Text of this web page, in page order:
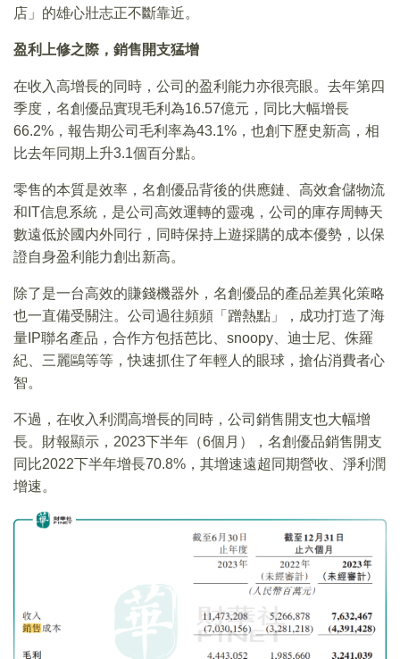
店」的雄心壯志正不斷靠近。
盈利上修之際，銷售開支猛增
在收入高增長的同時，公司的盈利能力亦很亮眼。去年第四
季度，名創優品實現毛利為16.57億元，同比大幅增長
66.2%，報告期公司毛利率為43.1%，也創下歷史新高，相
比去年同期上升3.1個百分點。
零售的本質是效率，名創優品背後的供應鏈、高效倉儲物流
和IT信息系統，是公司高效運轉的靈魂，公司的庫存周轉天
數遠低於國内外同行，同時保持上遊採購的成本優勢，以保
證自身盈利能力創出新高。
除了是一台高效的賺錢機器外，名創優品的產品差異化策略
也一直備受關注。公司過往頻頻「蹭熱點」，成功打造了海
量IP聯名產品，合作方包括芭比、snoopy、迪士尼、侏羅
紀、三麗鷗等等，快速抓住了年輕人的眼球，搶佔消費者心
智。
不過，在收入利潤高增長的同時，公司銷售開支也大幅增
長。財報顯示，2023下半年（6個月），名創優品銷售開支
同比2022下半年增長70.8%，其增速遠超同期營收、淨利潤
增速。